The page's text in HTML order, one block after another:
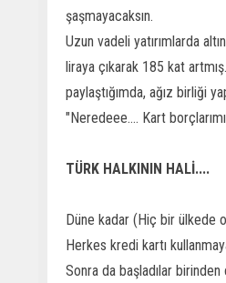
şaşmayacaksın.
Uzun vadeli yatırımlarda
liraya çıkarak 185 kat
paylaştığımda, ağız birliği
"Neredeee.... Kart
TÜRK HALKININ HALİ....
Düne kadar (Hiç bir ülkede
Herkes kredi kartı
Sonra da başladılar